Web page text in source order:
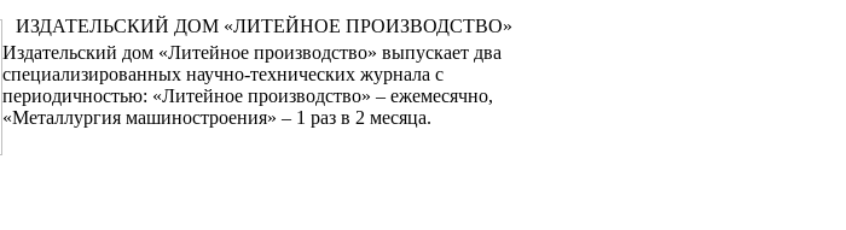
ИЗДАТЕЛЬСКИЙ ДОМ «ЛИТЕЙНОЕ ПРОИЗВОДСТВО»
Издательский дом «Литейное производство» выпускает два
специализированных научно-технических журнала с
периодичностью: «Литейное производство» – ежемесячно,
«Металлургия машиностроения» – 1 раз в 2 месяца.